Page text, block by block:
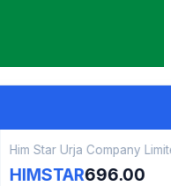
Shreenagar Agritech
SAIL1,090.00